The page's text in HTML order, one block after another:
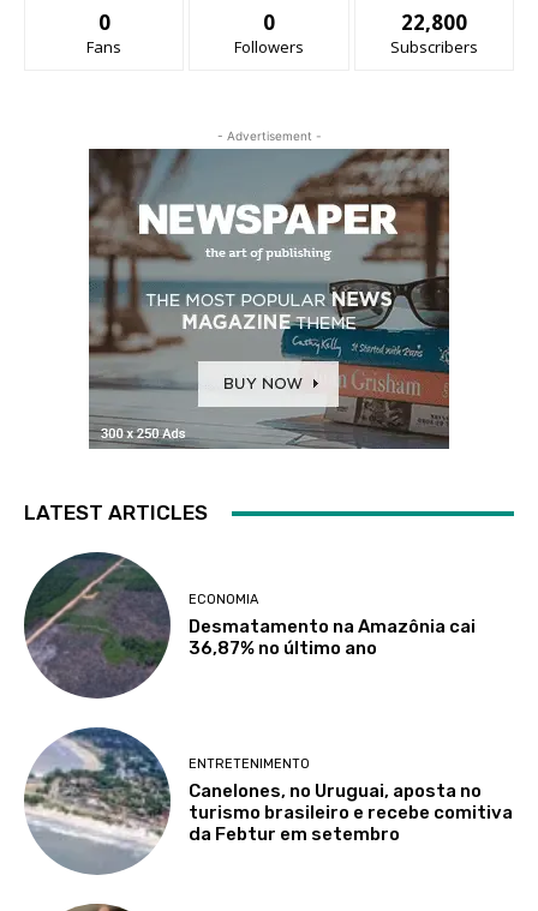
0
Fans
0
Followers
22,800
Subscribers
- Advertisement -
LATEST ARTICLES
ECONOMIA
Desmatamento na Amazônia cai
36,87% no último ano
ENTRETENIMENTO
Canelones, no Uruguai, aposta no
turismo brasileiro e recebe comitiva
da Febtur em setembro